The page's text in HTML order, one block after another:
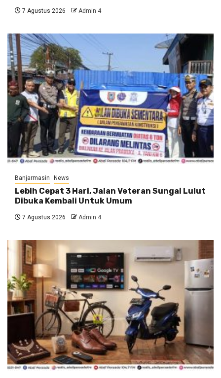
7 Agustus 2026 Admin 4
Banjarmasin News
Lebih Cepat 3 Hari, Jalan Veteran Sungai Lulut
Dibuka Kembali Untuk Umum
7 Agustus 2026 Admin 4